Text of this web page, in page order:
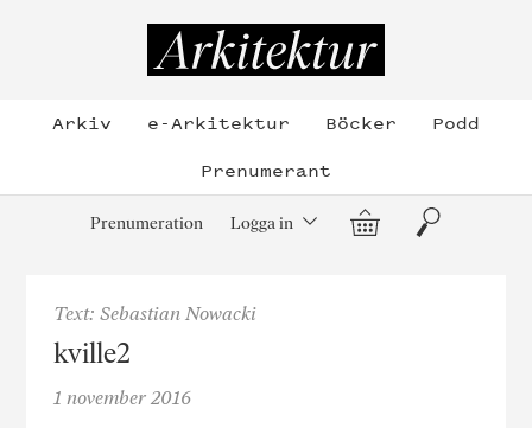
Arkiv e-Arkitektur Böcker
Podd
Prenumerant
Prenumeration Logga in Varukorg
Sök
Text: Sebastian Nowacki
kville2
1 november 2016